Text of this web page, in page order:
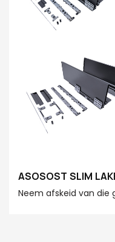
ASOSOST SLIM
sluiting)
Neem afskeid van die